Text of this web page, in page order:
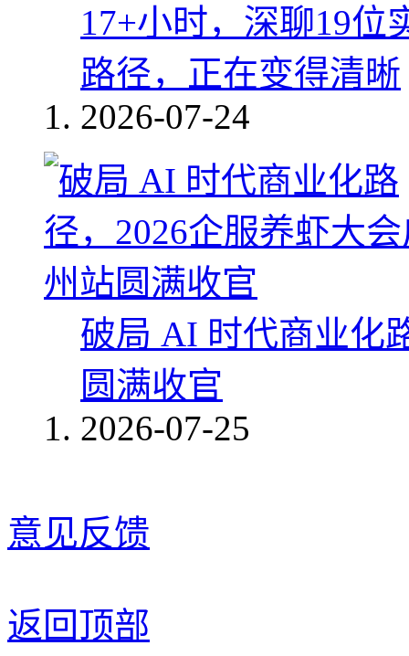
17+小时，深聊19位
路径，正在变得清晰
2026-07-24
破局 AI 时代商业化
圆满收官
2026-07-25
意见反馈
返回顶部